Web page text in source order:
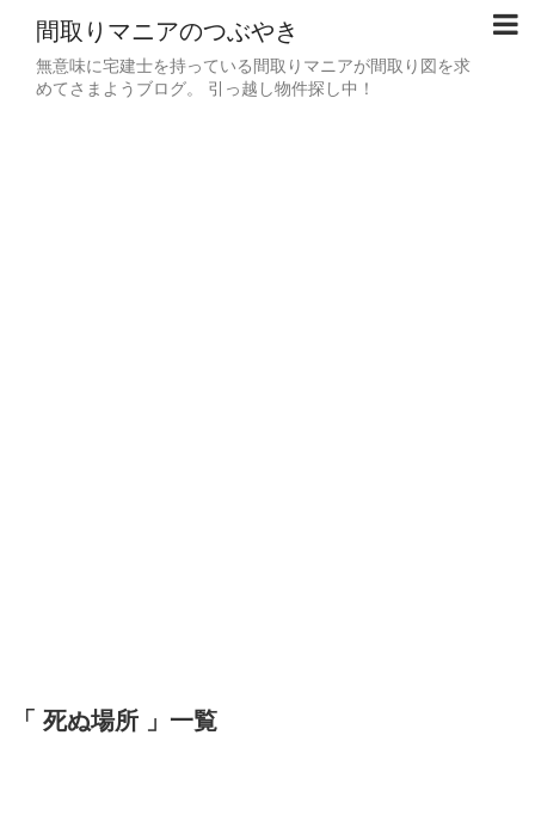
間取りマニアのつぶやき
無意味に宅建士を持っている間取りマニアが間取り図を求
めてさまようブログ。 引っ越し物件探し中！
「 死ぬ場所 」一覧